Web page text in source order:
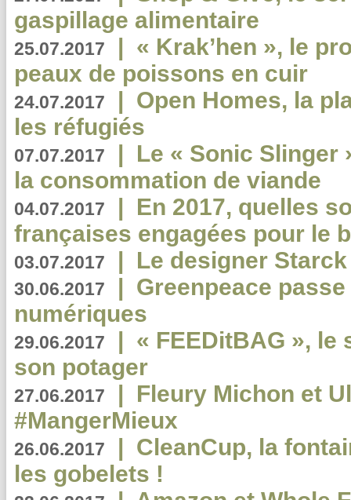
gaspillage alimentaire
25.07.2017 | « Krak’hen », le
peaux de poissons en cuir
24.07.2017 | Open Homes, la
les réfugiés
07.07.2017 | Le « Sonic Slinger
la consommation de viande
04.07.2017 | En 2017, quelles
françaises engagées pour le
03.07.2017 | Le designer
30.06.2017 | Greenpeace
numériques
29.06.2017 | « FEEDitBAG », le
son potager
27.06.2017 | Fleury Michon et
#MangerMieux
26.06.2017 | CleanCup, la
les gobelets !